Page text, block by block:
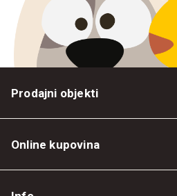
Prodajni objekti
Online kupovina